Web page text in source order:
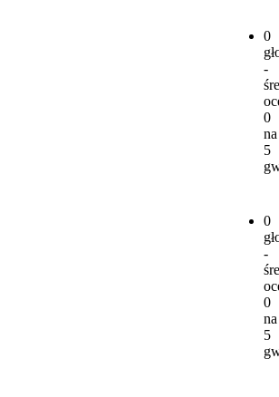
0
-
0
na
5
0
-
0
na
5